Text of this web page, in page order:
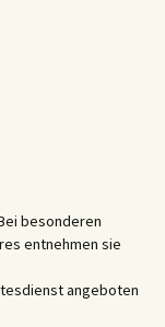
besonderen
entnehmen sie
angeboten